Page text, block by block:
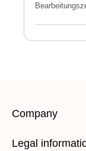
Company
Legal